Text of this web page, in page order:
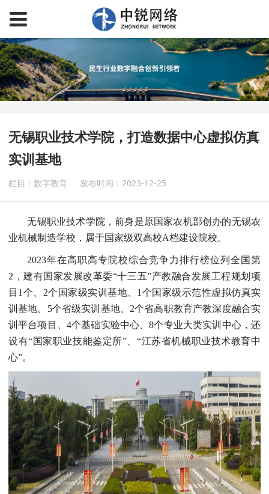
无锡职业技术学院，打造数据中心虚拟仿真
实训基地
栏目：数字教育 发布时间：2023-12-25
无锡职业技术学院，前身是原国家农机部创办的无锡农
业机械制造学校，属于国家级双高校A档建设院校。
2023年在高职高专院校综合竞争力排行榜位列全国第
2，建有国家发展改革委“十三五”产教融合发展工程规划项
目1个、2个国家级实训基地、1个国家级示范性虚拟仿真实
训基地、5个省级实训基地、2个省高职教育产教深度融合实
训平台项目、4个基础实验中心、8个专业大类实训中心，还
设有“国家职业技能鉴定所”、“江苏省机械职业技术教育中
心”。